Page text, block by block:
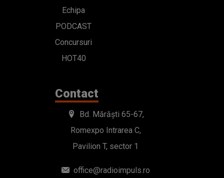
Echipa
PODCAST
Concursuri
HOT40
Contact
Bd. Mărăști 65-67,
Romexpo Intrarea C,
Pavilion T, sector 1
office@radioimpuls.ro